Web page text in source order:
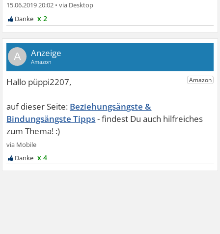
15.06.2019 20:02 •
x 2
A
Beziehungsängste &
Bindungsängste Tipps
x 4